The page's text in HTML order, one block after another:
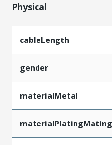
Physical
cableLength
gender
materialMetal
materialPlatingMating